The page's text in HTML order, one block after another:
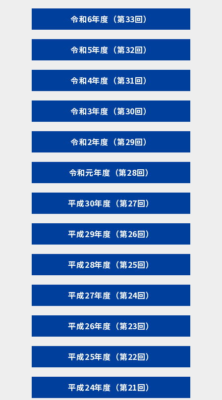
令和6年度（第33回）
令和5年度（第32回）
令和4年度（第31回）
令和3年度（第30回）
令和2年度（第29回）
令和元年度（第28回）
平成30年度（第27回）
平成29年度（第26回）
平成28年度（第25回）
平成27年度（第24回）
平成26年度（第23回）
平成25年度（第22回）
平成24年度（第21回）